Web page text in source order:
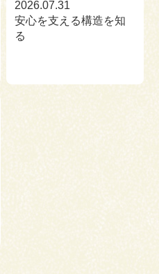
2026.07.31
安心を支える構造を知
る